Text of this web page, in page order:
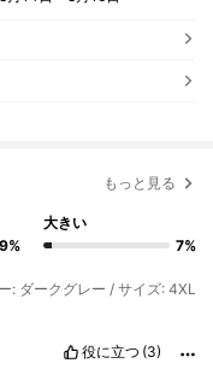
もっと見る
大きい
7%
: ダークグレー / サイズ: 4XL
役に立つ (3)